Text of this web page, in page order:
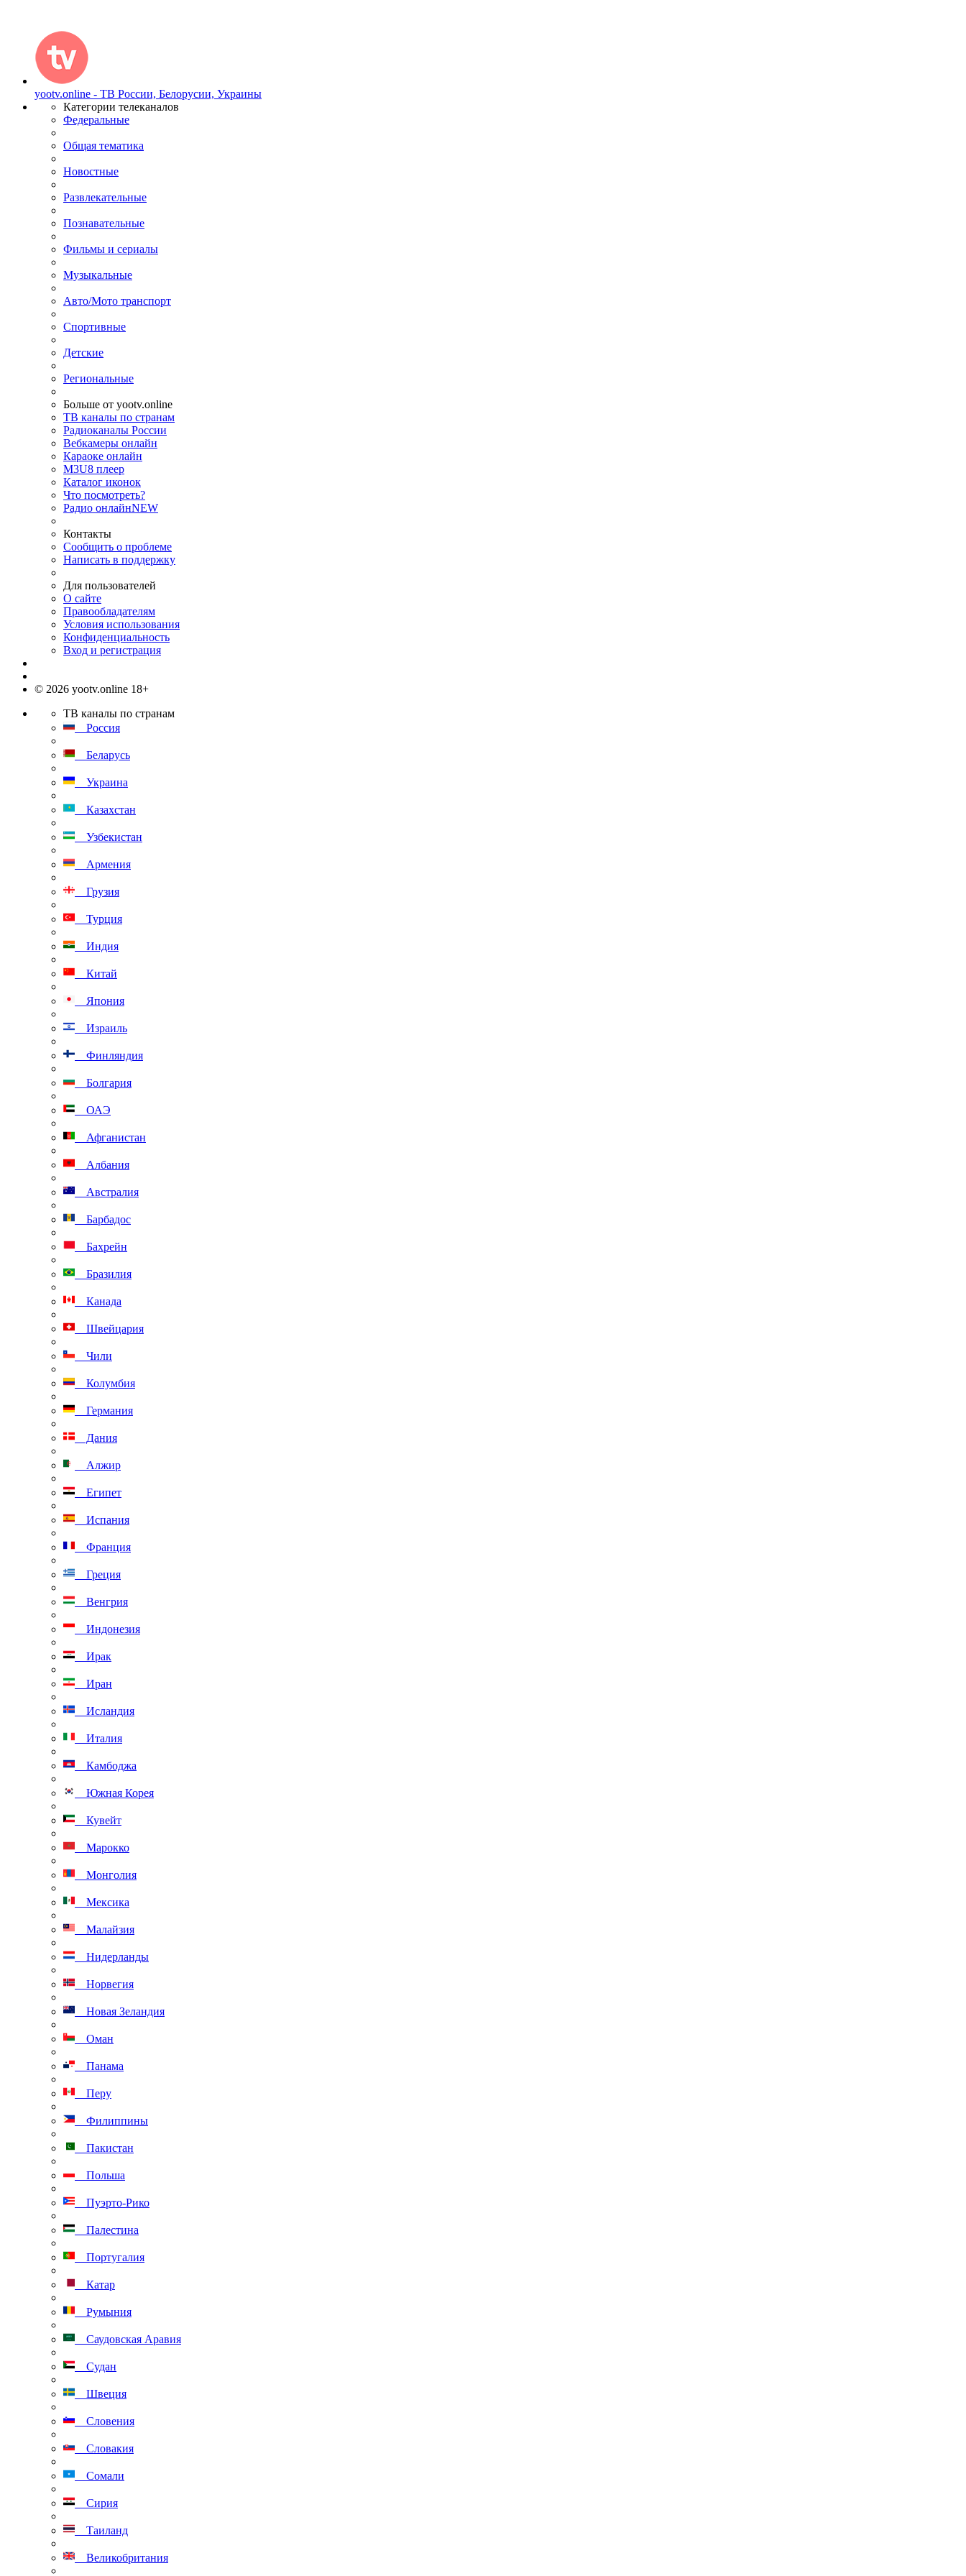
yootv.online - ТВ России, Белорусии, Украины
Категории телеканалов
Федеральные
Общая тематика
Новостные
Развлекательные
Познавательные
Фильмы и сериалы
Музыкальные
Авто/Мото транспорт
Спортивные
Детские
Региональные
Больше от yootv.online
ТВ каналы по странам
Радиоканалы России
Вебкамеры онлайн
Караоке онлайн
M3U8 плеер
Каталог иконок
Что посмотреть?
Радио онлайнNEW
Контакты
Сообщить о проблеме
Написать в поддержку
Для пользователей
О сайте
Правообладателям
Условия использования
Конфиденциальность
Вход и регистрация
© 2026 yootv.online 18+
ТВ каналы по странам
Россия
Беларусь
Украина
Казахстан
Узбекистан
Армения
Грузия
Турция
Индия
Китай
Япония
Израиль
Финляндия
Болгария
ОАЭ
Афганистан
Албания
Австралия
Барбадос
Бахрейн
Бразилия
Канада
Швейцария
Чили
Колумбия
Германия
Дания
Алжир
Египет
Испания
Франция
Греция
Венгрия
Индонезия
Ирак
Иран
Исландия
Италия
Камбоджа
Южная Корея
Кувейт
Марокко
Монголия
Мексика
Малайзия
Нидерланды
Норвегия
Новая Зеландия
Оман
Панама
Перу
Филиппины
Пакистан
Польша
Пуэрто-Рико
Палестина
Португалия
Катар
Румыния
Саудовская Аравия
Судан
Швеция
Словения
Словакия
Сомали
Сирия
Таиланд
Великобритания